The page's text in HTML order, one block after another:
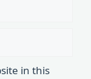
in this